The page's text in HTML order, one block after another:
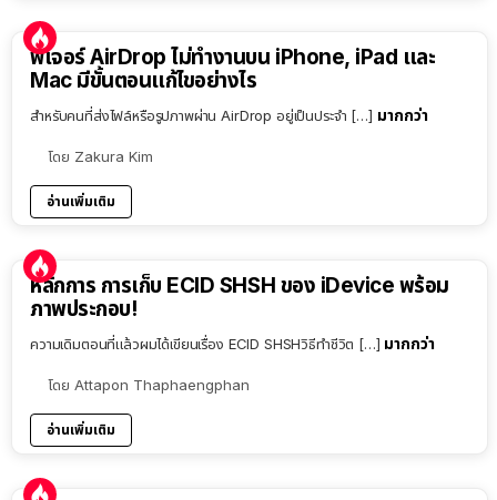
ฟีเจอร์ AirDrop ไม่ทำงานบน iPhone, iPad และ
Mac มีขั้นตอนแก้ไขอย่างไร
สำหรับคนที่ส่งไฟล์หรือรูปภาพผ่าน AirDrop อยู่เป็นประจำ […] มากกว่า
โดย Zakura Kim
อ่านเพิ่มเติม
หลักการ การเก็บ ECID SHSH ของ iDevice พร้อม
ภาพประกอบ!
ความเดิมตอนที่แล้วผมได้เขียนเรื่อง ECID SHSHวิธีทำชีวิต […] มากกว่า
โดย Attapon Thaphaengphan
อ่านเพิ่มเติม